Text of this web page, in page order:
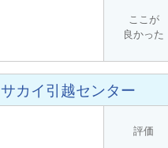
ここが
良かった
サカイ引越センター
評価